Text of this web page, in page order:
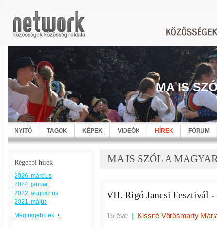
MA IS
NYITÓ TAGOK KÉPEK VIDEÓK HÍREK FÓRUM
Régebbi hírek
2026. március
2024. január
2022. augusztus
2021. május
Még régebbiek
MA IS SZÓL A
VII. Rigó Jancsi Fesztivál -
15 éve | Kissné Vörösmarty